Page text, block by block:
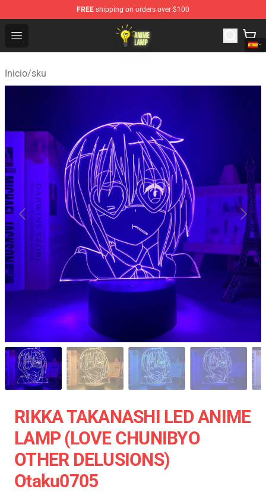
FREE shipping on orders over $100
Open menu
Anime Lamp Shop - The Best Store of Anime Lamp
Inicio/sku
RIKKA TAKANASHI LED ANIME
LAMP (LOVE CHUNIBYO
OTHER DELUSIONS)
Otaku0705